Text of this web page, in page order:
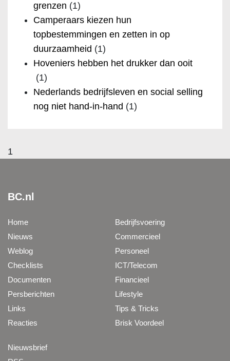
grenzen (1)
Camperaars kiezen hun
topbestemmingen en zetten in op
duurzaamheid (1)
Hoveniers hebben het drukker dan ooit
(1)
Nederlands bedrijfsleven en social selling
nog niet hand-in-hand (1)
1
BC.nl
Home
Nieuws
Weblog
Checklists
Documenten
Persberichten
Links
Reacties
Bedrijfsvoering
Commercieel
Personeel
ICT/Telecom
Financieel
Lifestyle
Tips & Tricks
Brisk Voordeel
Nieuwsbrief